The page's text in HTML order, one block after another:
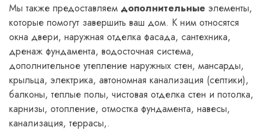
Мы также предоставляем дополнительные элементы,
которые помогут завершить ваш дом. К ним относятся
окна двери, наружная отделка фасада, сантехника,
дренаж фундамента, водосточная система,
дополнительное утепление наружных стен, мансарды,
крыльца, электрика, автономная канализация (септики),
балконы, теплые полы, чистовая отделка стен и потолка,
карнизы, отопление, отмостка фундамента, навесы,
канализация, террасы,.